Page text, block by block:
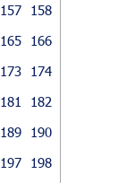
157
158
165
166
173
174
181
182
189
190
197
198